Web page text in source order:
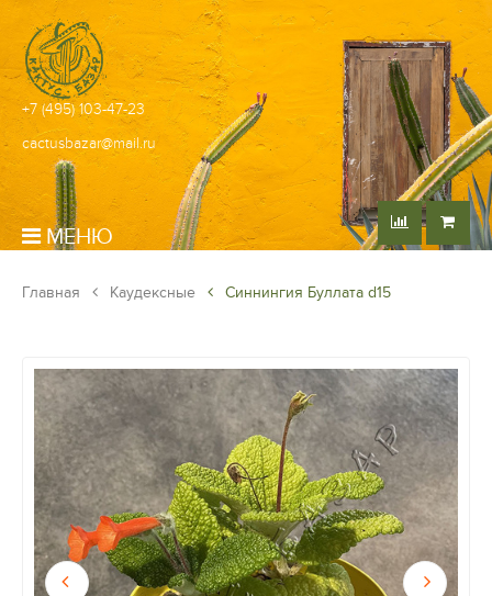
+7 (495) 103-47-23
cactusbazar@mail.ru
МЕНЮ
Главная Каудексные Синнингия Буллата d15